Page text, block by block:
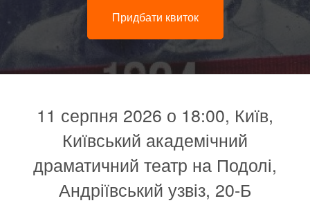
Придбати квиток
11 серпня 2026 о 18:00, Київ,
Київський академічний
драматичний театр на Подолі,
Андріївський узвіз, 20-Б